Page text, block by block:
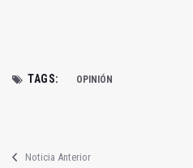
TAGS: OPINIÓN
Noticia Anterior